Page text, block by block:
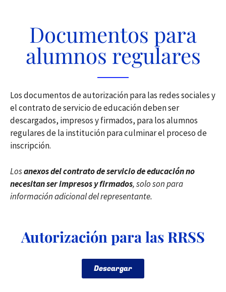
Documentos para
alumnos regulares
Los documentos de autorización para las redes sociales y
el contrato de servicio de educación deben ser
descargados, impresos y firmados, para los alumnos
regulares de la institución para culminar el proceso de
inscripción.
Losanexos del contrato de servicio de educación no
necesitan ser impresos y firmados, solo son para
información adicional del representante.
Autorización para las RRSS
Descargar